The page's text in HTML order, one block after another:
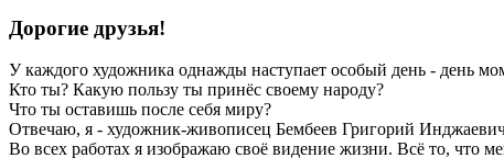
Дорогие друзья!
У каждого художника однажды наступает особый день - день
Кто ты? Какую пользу ты принёс своему народу?
Что ты оставишь после себя миру?
Отвечаю, я - художник-живописец Бембеев Григорий
Во всех работах я изображаю своё видение жизни. Всё то, что